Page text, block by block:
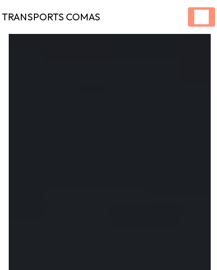
TRANSPORTS COMAS